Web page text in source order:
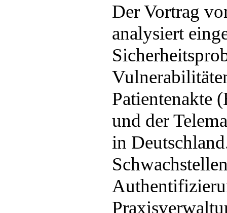
Der Vortrag
analysiert
Patientenakte
und der
in